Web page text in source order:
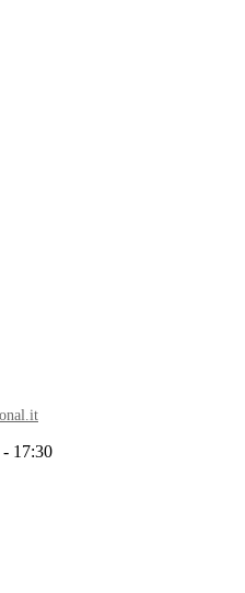
17:30